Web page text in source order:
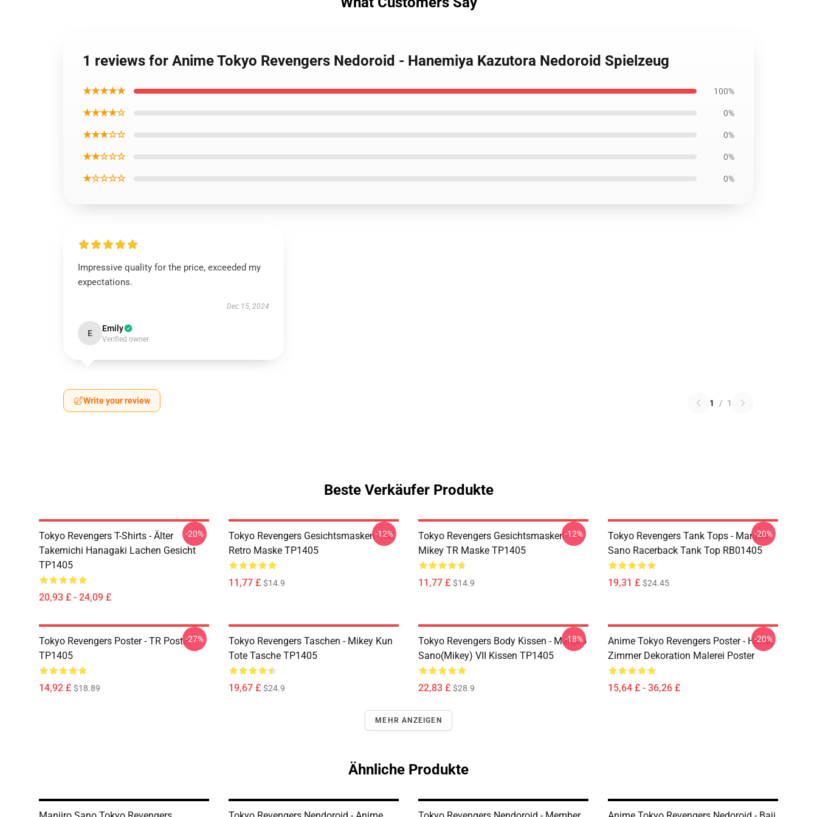
1 reviews for Anime Tokyo Revengers Nedoroid - Hanemiya Kazutora Nedoroid Spielzeug
★★★★★ 100%
★★★★☆ 0%
★★★☆☆ 0%
★★☆☆☆ 0%
★☆☆☆☆ 0%
Impressive quality for the price, exceeded my
expectations.
Dec 15, 2024
E Emily
Verified owner
Write your review 1 / 1
Beste Verkäufer Produkte
Tokyo Revengers T-Shirts - Älter
Takemichi Hanagaki Lachen Gesicht
TP1405
20,93 £ - 24,09 £
-20%
Tokyo Revengers Gesichtsmasken - TR
Retro Maske TP1405
11,77 £ $14.9
-12%
Tokyo Revengers Gesichtsmasken -
Mikey TR Maske TP1405
11,77 £ $14.9
-12%
Tokyo Revengers Tank Tops - Manjiro
Sano Racerback Tank Top RB01405
19,31 £ $24.45
-20%
Tokyo Revengers Poster - TR Poster
TP1405
14,92 £ $18.89
-27%
Tokyo Revengers Taschen - Mikey Kun
Tote Tasche TP1405
19,67 £ $24.9
Tokyo Revengers Body Kissen - Manjiro
Sano(Mikey) VII Kissen TP1405
22,83 £ $28.9
-18%
Anime Tokyo Revengers Poster - Home
Zimmer Dekoration Malerei Poster
15,64 £ - 36,26 £
-20%
MEHR ANZEIGEN
Ähnliche Produkte